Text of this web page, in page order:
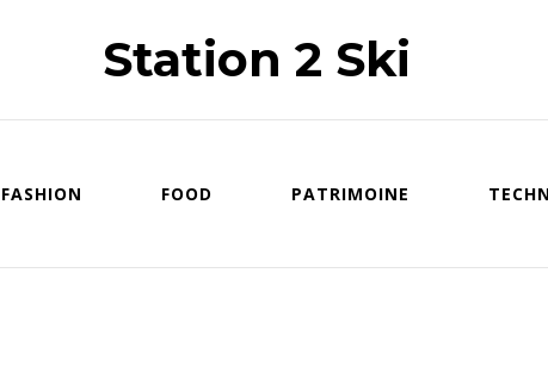
Station 2 Ski
FASHION FOOD PATRIMOINE